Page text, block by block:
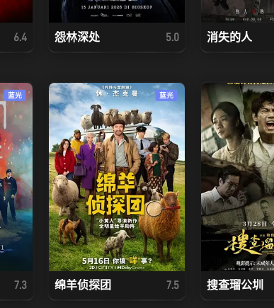
6.4 怨林深处 5.0 消失的人
蓝光
7.3
蓝光
绵羊侦探团 7.5 搜查瑠公圳